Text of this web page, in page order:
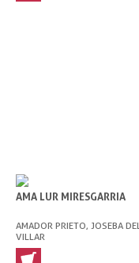
AMA LUR MIRESGARRIA
AMADOR PRIETO, JOSEBA DEL
VILLAR